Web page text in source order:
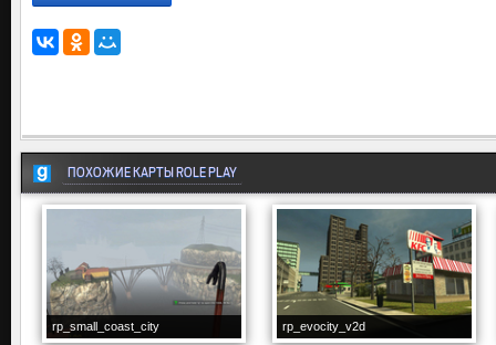
ПОХОЖИЕ КАРТЫ ROLE PLAY
rp_small_coast_city rp_evocity_v2d